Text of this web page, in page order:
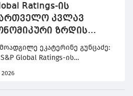
Ratings-ის
კვლავ
ზრდის
და ჯანსაღი
შენარჩუნებას
ეკატერინე გუნცაძე:
Global Ratings-ის
მაჩვენებლებისა და
შენარჩუნებას